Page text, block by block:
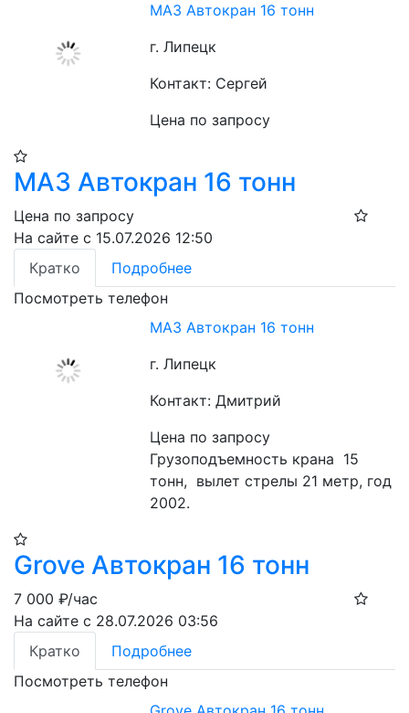
МАЗ Автокран 16 тонн
г. Липецк
Контакт: Сергей
Цена по запросу
МАЗ Автокран 16 тонн
Цена по запросу
На сайте с 15.07.2026 12:50
Кратко
Подробнее
Посмотреть телефон
МАЗ Автокран 16 тонн
г. Липецк
Контакт: Дмитрий
Цена по запросу
Грузоподъемность крана  15
тонн,  вылет стрелы 21 метр, год
2002.
Grove Автокран 16 тонн
7 000 ₽/час
На сайте с 28.07.2026 03:56
Кратко
Подробнее
Посмотреть телефон